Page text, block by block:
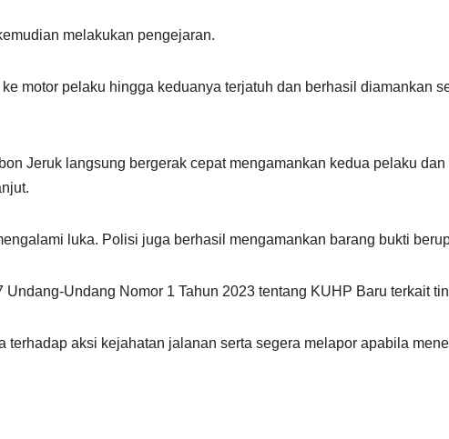
melakukan pengejaran.
motor pelaku hingga keduanya terjatuh dan berhasil diamankan
Jeruk langsung bergerak cepat mengamankan kedua pelaku
luka. Polisi juga berhasil mengamankan barang bukti
Undang Nomor 1 Tahun 2023 tentang KUHP Baru terkait
terhadap aksi kejahatan jalanan serta segera melapor apabila